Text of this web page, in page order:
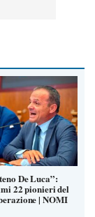
De Luca”:
22 pionieri del
| NOMI